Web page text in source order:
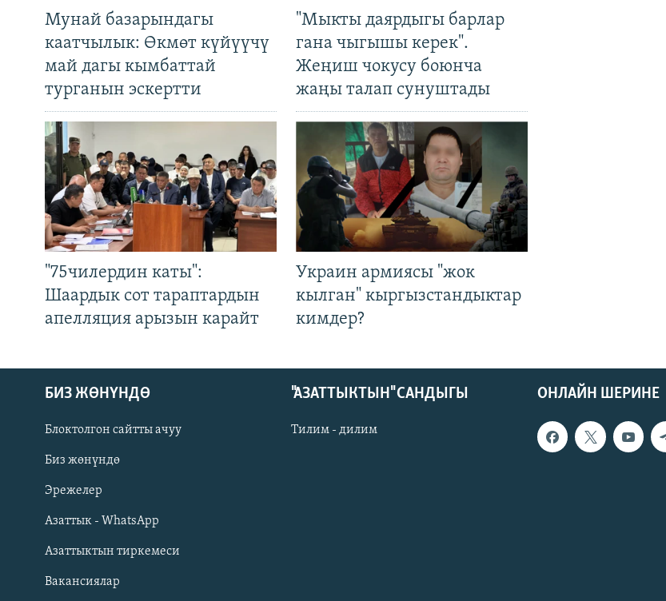
Русский
ОНЛАЙН ШЕРИНЕ
Мунай базарындагы
каатчылык: Өкмөт күйүүчү
май дагы кымбаттай
турганын эскертти
"Мыкты даярдыгы барлар
гана чыгышы керек".
Жеңиш чокусу боюнча
жаңы талап сунуштады
"75чилердин каты":
Шаардык сот тараптардын
апелляция арызын карайт
Украин армиясы "жок
кылган" кыргызстандыктар
кимдер?
ОНЛАЙН ШЕРИНЕ
БИЗ ЖӨНҮНДӨ
Блоктолгон сайтты ачуу
Биз жөнүндө
Эрежелер
Азаттык - WhatsApp
Азаттыктын тиркемеси
Вакансиялар
"АЗАТТЫКТЫН" САНДЫГЫ
Тилим - дилим